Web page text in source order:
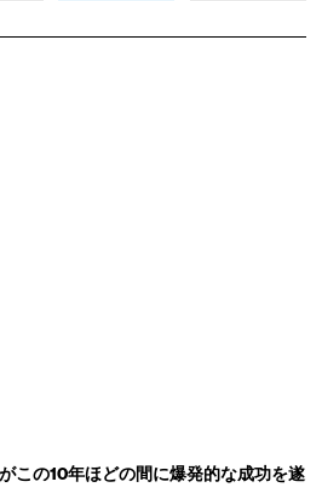
この10年ほどの間に爆発的な成功を遂